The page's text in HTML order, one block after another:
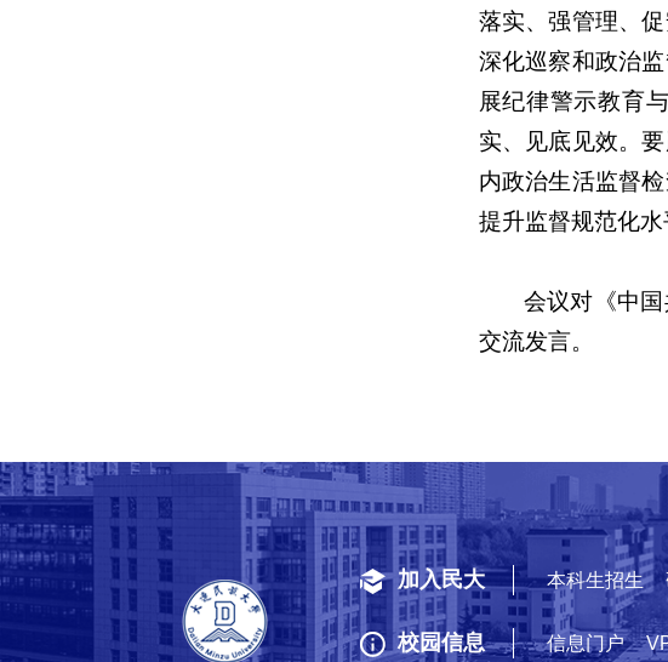
落实、强管理、
深化巡察和政治
展纪律警示教育
实、见底见效。
内政治生活监督
提升监督规范化水
会议对《中
交流发言。
加入民大 本科生招生
校园信息 信息门户